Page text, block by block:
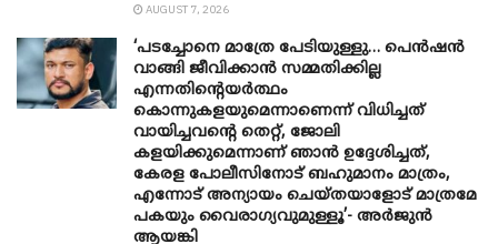
AUGUST 7, 2026
‘പടച്ചോനെ മാത്രേ പേടിയുള്ളു… പെൻഷൻ
വാങ്ങി ജീവിക്കാൻ സമ്മതിക്കില്ല
എന്നതിന്റെയർത്ഥം
കൊന്നുകളയുമെന്നാണെന്ന് വിധിച്ചത്
വായിച്ചവന്റെ തെറ്റ്, ജോലി
കളയിക്കുമെന്നാണ് ഞാൻ ഉദ്ദേശിച്ചത്,
കേരള പോലീസിനോട് ബഹുമാനം മാത്രം,
എന്നോട് അന്യായം ചെയ്തയാളോട് മാത്രമേ
പകയും വൈരാഗ്യവുമുള്ളൂ’- അർജുൻ
ആയങ്കി